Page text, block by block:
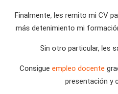
Finalmente, les remito mi CV
más detenimiento mi
Sin otro particular, les
Consigue empleo docente
presentación y